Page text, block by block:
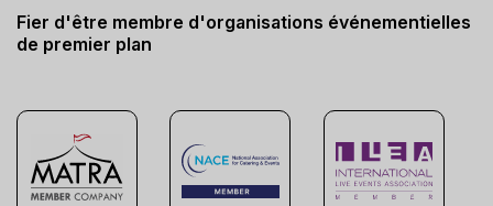
Fier d'être membre d'organisations événementielles
de premier plan